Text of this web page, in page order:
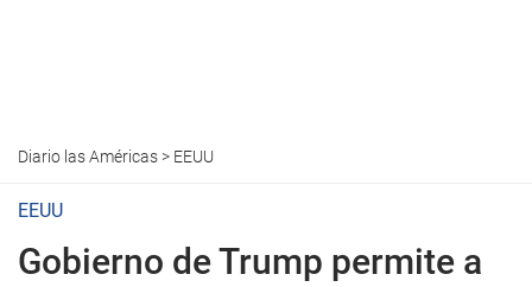
Diario las Américas> EEUU
EEUU
Gobierno de Trump permite a